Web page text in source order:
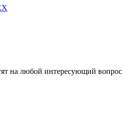
на любой интересующий вопрос